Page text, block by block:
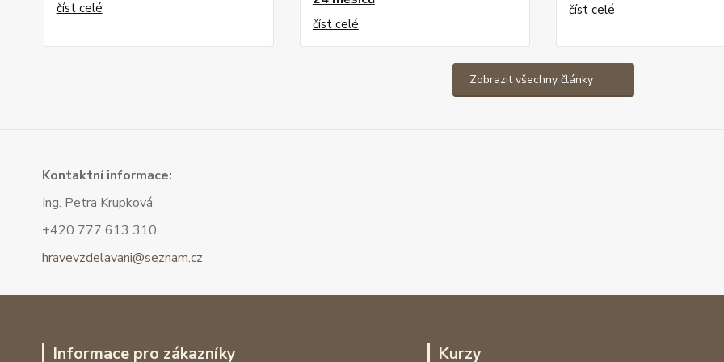
číst celé
číst celé
číst celé
Zobrazit všechny články
Kontaktní informace:
Ing. Petra Krupková
+420 777 613 310
hravevzdelavani@seznam.cz
Informace pro zákazníky Kurzy